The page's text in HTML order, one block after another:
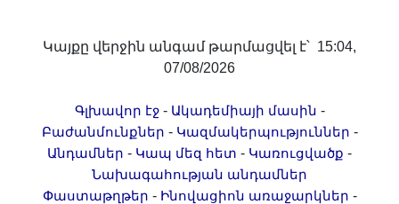
Կայքը վերջին անգամ թարմացվել է՝ 15:04,
07/08/2026
Գլխավոր էջ- Ակադեմիայի մասին -
Բաժանմունքներ - Կազմակերպություններ -
Անդամներ - Կապ մեզ հետ - Կառուցվածք -
Նախագահության անդամներ
Փաստաթղթեր - Ինովացիոն առաջարկներ -